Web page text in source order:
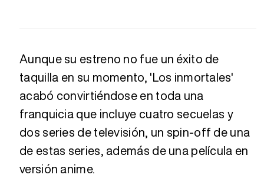
Aunque su estreno no fue un éxito de
taquilla en su momento, 'Los inmortales'
acabó convirtiéndose en toda una
franquicia que incluye cuatro secuelas y
dos series de televisión, un spin-off de una
de estas series, además de una película en
versión anime.